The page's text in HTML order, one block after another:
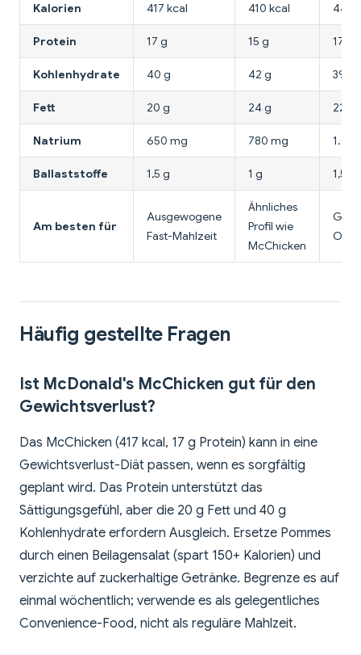
Kalorien 417 kcal 410 kcal 440
Protein 17 g 15 g 17 g
Kohlenhydrate 40 g 42 g 39 g
Fett 20 g 24 g 22 g
Natrium 650 mg 780 mg
Ballaststoffe 1,5 g 1 g 1,5 g
Am besten für
Ausgewogene
Fast-Mahlzeit
Ähnliches
Profil wie
McChicken
Häufig gestellte Fragen
Ist McDonald's McChicken gut für den
Gewichtsverlust?
Das McChicken (417 kcal, 17 g Protein) kann in eine
Gewichtsverlust-Diät passen, wenn es sorgfältig
geplant wird. Das Protein unterstützt das
Sättigungsgefühl, aber die 20 g Fett und 40 g
Kohlenhydrate erfordern Ausgleich. Ersetze Pommes
durch einen Beilagensalat (spart 150+ Kalorien) und
verzichte auf zuckerhaltige Getränke. Begrenze es auf
einmal wöchentlich; verwende es als gelegentliches
Convenience-Food, nicht als reguläre Mahlzeit.